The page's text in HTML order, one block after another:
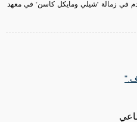
في زمالة "شيلي ومايكل كاسن" في معهد